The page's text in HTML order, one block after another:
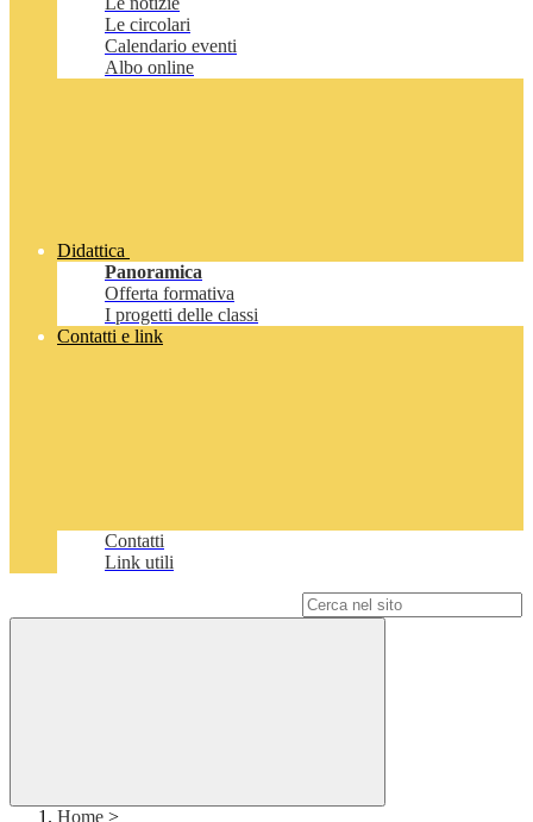
Le circolari
Calendario eventi
Albo online
Didattica
Panoramica
Offerta formativa
I progetti delle classi
Contatti e link
Contatti
Link utili
Home >